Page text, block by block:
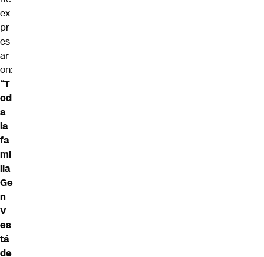
ex
pr
es
ar
on:
“T
od
a
la
fa
mi
lia
Ge
n
V
es
tá
de